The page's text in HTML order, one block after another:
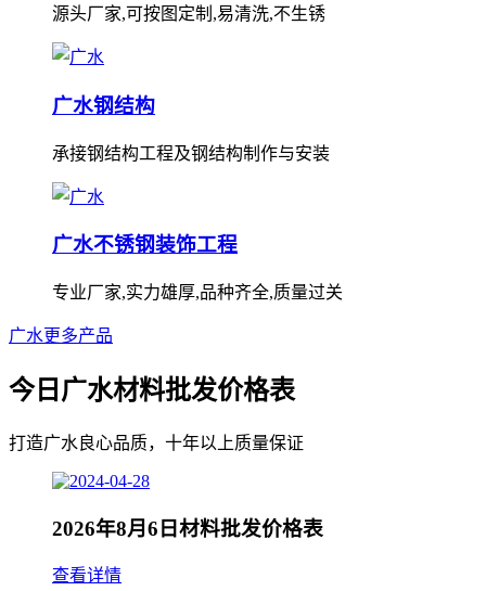
源头厂家,可按图定制,易清洗,不生锈
广水钢结构
承接钢结构工程及钢结构制作与安装
广水不锈钢装饰工程
专业厂家,实力雄厚,品种齐全,质量过关
广水更多产品
今日广水材料批发价格表
打造广水良心品质，十年以上质量保证
2026年8月6日材料批发价格表
查看详情